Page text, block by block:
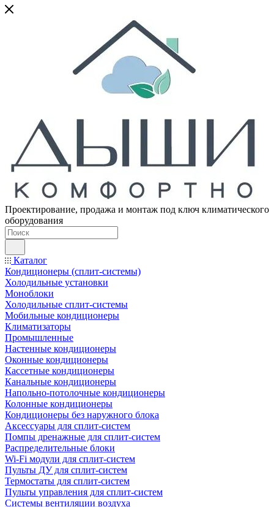
Проектирование, продажа и монтаж под ключ климатического
оборудования
Каталог
Кондиционеры (сплит-системы)
Холодильные установки
Моноблоки
Холодильные сплит-системы
Мобильные кондиционеры
Климатизаторы
Промышленные
Настенные кондиционеры
Оконные кондиционеры
Кассетные кондиционеры
Канальные кондиционеры
Напольно-потолочные кондиционеры
Колонные кондиционеры
Кондиционеры без наружного блока
Аксессуары для сплит-систем
Помпы дренажные для сплит-систем
Распределительные блоки
Wi-Fi модули для сплит-систем
Пульты ДУ для сплит-систем
Термостаты для сплит-систем
Пульты управления для сплит-систем
Системы вентиляции воздуха